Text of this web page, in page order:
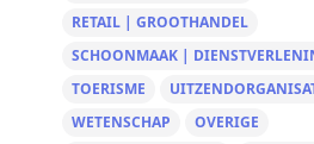
RETAIL | GROOTHANDEL
SCHOONMAAK |
TOERISME
WETENSCHAP
OVERIGE